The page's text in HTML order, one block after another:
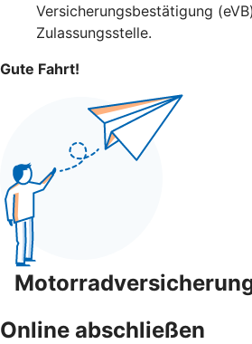
Versicherungsbestätigung
Zulassungsstelle.
Gute Fahrt!
Online abschließen